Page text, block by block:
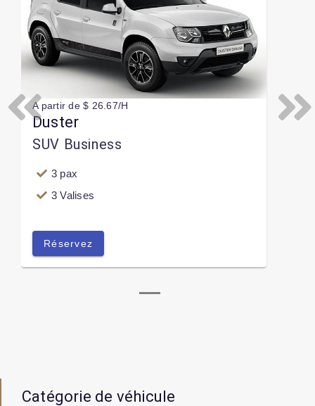
A partir de $ 26.67/H
Duster
SUV Business
3 pax
3 Valises
Réservez
Previous Next
Catégorie de véhicule